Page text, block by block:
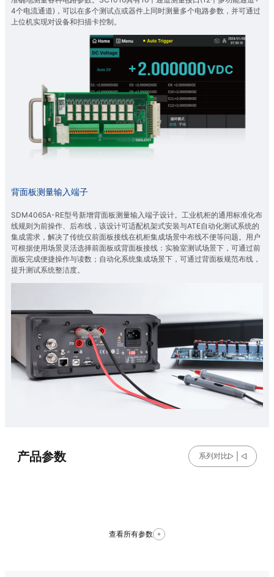
4个电流通道)，可以在多个测试点或器件上同时测量多个电路参数，并可通过
上位机实现对设备和扫描卡控制。
背面板测量输入端子
SDM4065A-RE型号新增背面板测量输入端子设计。工业机柜的通用标准化布
线规则为前操作、后布线，该设计可适配机架式安装与ATE自动化测试系统的
集成需求，解决了传统仅前面板接线在机柜集成场景中布线不便等问题。用户
可根据使用场景灵活选择前面板或背面板接线：实验室测试场景下，可通过前
面板完成便捷操作与读数；自动化系统集成场景下，可通过背面板规范布线，
提升测试系统整洁度。
产品参数 系列对比
查看所有参数